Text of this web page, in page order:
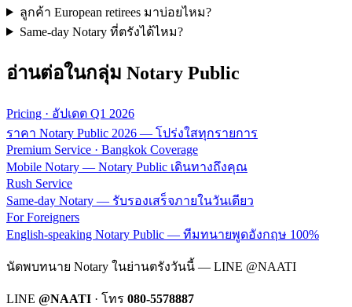
ลูกค้า European retirees มาบ่อยไหม?
Same-day Notary ที่ตรังได้ไหม?
อ่านต่อในกลุ่ม Notary Public
Pricing · อัปเดต Q1 2026
ราคา Notary Public 2026 — โปร่งใสทุกรายการ
Premium Service · Bangkok Coverage
Mobile Notary — Notary Public เดินทางถึงคุณ
Rush Service
Same-day Notary — รับรองเสร็จภายในวันเดียว
For Foreigners
English-speaking Notary Public — ทีมทนายพูดอังกฤษ 100%
นัดพบทนาย Notary ในย่านตรังวันนี้ — LINE @NAATI
LINE @NAATI · โทร 080-5578887